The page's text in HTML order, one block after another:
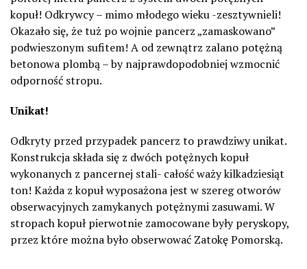
kopuł! Odkrywcy – mimo młodego wieku -zesztywnieli!
Okazało się, że tuż po wojnie pancerz „zamaskowano”
podwieszonym sufitem! A od zewnątrz zalano potężną
betonowa plombą – by najprawdopodobniej wzmocnić
odporność stropu.
Unikat!
Odkryty przed przypadek pancerz to prawdziwy unikat.
Konstrukcja składa się z dwóch potężnych kopuł
wykonanych z pancernej stali- całość waży kilkadziesiąt
ton! Każda z kopuł wyposażona jest w szereg otworów
obserwacyjnych zamykanych potężnymi zasuwami. W
stropach kopuł pierwotnie zamocowane były peryskopy,
przez które można było obserwować Zatokę Pomorską.